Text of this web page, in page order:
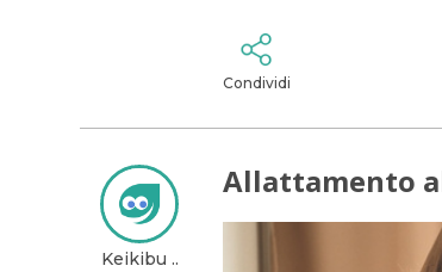
Condividi
Keikibu ..
Allattamento